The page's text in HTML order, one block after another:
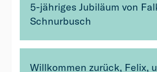
5-jähriges Jubiläum von
Schnurbusch
Willkommen zurück, Felix,